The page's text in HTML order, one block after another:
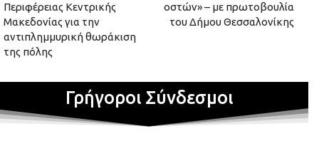
Περιφέρειας Κεντρικής
Μακεδονίας για την
αντιπλημμυρική θωράκιση
της πόλης
οστών» – με πρωτοβουλία
του Δήμου Θεσσαλονίκης
Γρήγοροι Σύνδεσμοι